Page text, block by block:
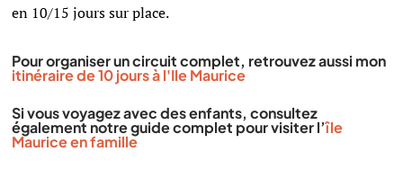
en 10/15 jours sur place.
Pour organiser un circuit complet, retrouvez aussi mon
itinéraire de 10 jours à l'Ile Maurice
Si vous voyagez avec des enfants, consultez
également notre guide complet pour visiter l’île
Maurice en famille